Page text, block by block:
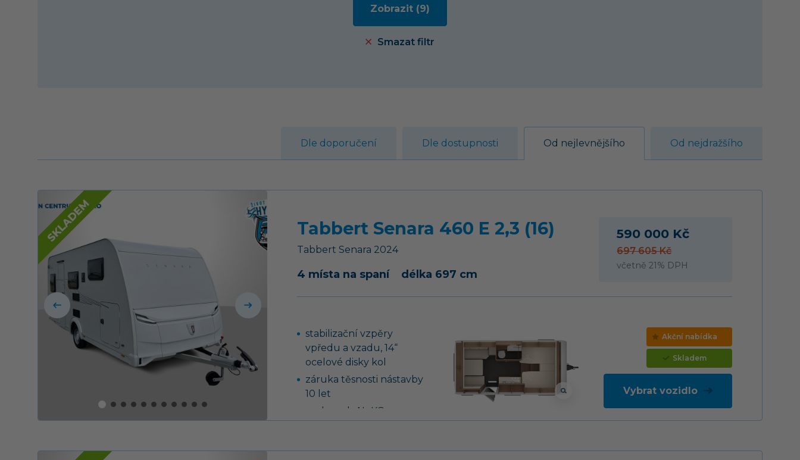
Smazat filtr
Dle doporučení Dle dostupnosti Od nejlevnějšího Od nejdražšího
Tabbert Senara 460 E 2,3 (16)
Tabbert Senara 2024
4 místa na spaní délka 697 cm
590 000 Kč
697 605 Kč
včetně 21% DPH
stabilizační vzpěry
vpředu a vzadu, 14“
ocelové disky kol
záruka těsnosti nástavby
10 let
podvozek AL-KO,
tlumičů pérování
Akční nabídka
Skladem
Vybrat vozidlo